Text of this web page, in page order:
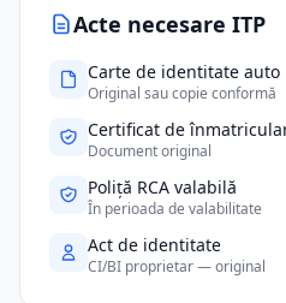
Acte necesare ITP
Carte de identitate auto
Original sau copie conformă
Certificat de
Document original
Poliță RCA valabilă
În perioada de valabilitate
Act de identitate
CI/BI proprietar — original